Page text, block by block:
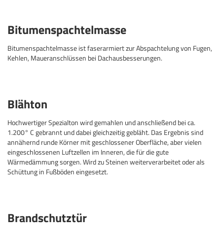
Bitumenspachtelmasse
Bitumenspachtelmasse ist faserarmiert zur Abspachtelung von Fugen,
Kehlen, Maueranschlüssen bei Dachausbesserungen.
Blähton
Hochwertiger Spezialton wird gemahlen und anschließend bei ca.
1.200° C gebrannt und dabei gleichzeitig gebläht. Das Ergebnis sind
annähernd runde Körner mit geschlossener Oberfläche, aber vielen
eingeschlossenen Luftzellen im Inneren, die für die gute
Wärmedämmung sorgen. Wird zu Steinen weiterverarbeitet oder als
Schüttung in Fußböden eingesetzt.
Brandschutztür